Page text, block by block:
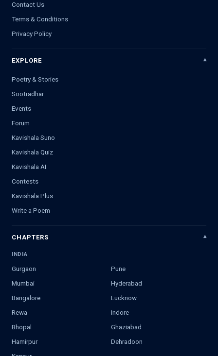
Contact Us
Terms & Conditions
Privacy Policy
EXPLORE
Poetry & Stories
Sootradhar
Events
Forum
Kavishala Suno
Kavishala Quiz
Kavishala AI
Contests
Kavishala Plus
Write a Poem
CHAPTERS
INDIA
Gurgaon
Pune
Mumbai
Hyderabad
Bangalore
Lucknow
Rewa
Indore
Bhopal
Ghaziabad
Hamirpur
Dehradoon